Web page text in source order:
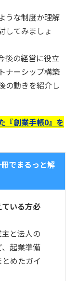
うな制度か理解
してみましょ
後の経営に役立
ナーシップ構築
の動きを紹介し
『創業手帳0』を
でまるっと解
いる方必
と法人の
起業準備
めたガイ